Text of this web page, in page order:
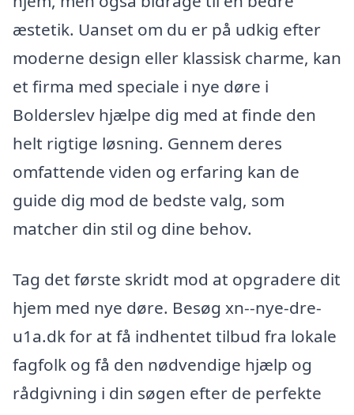
æstetik. Uanset om du er på udkig efter
moderne design eller klassisk charme, kan
et firma med speciale i nye døre i
Bolderslev hjælpe dig med at finde den
helt rigtige løsning. Gennem deres
omfattende viden og erfaring kan de
guide dig mod de bedste valg, som
matcher din stil og dine behov.
Tag det første skridt mod at opgradere dit
hjem med nye døre. Besøg xn--nye-dre-
u1a.dk for at få indhentet tilbud fra lokale
fagfolk og få den nødvendige hjælp og
rådgivning i din søgen efter de perfekte